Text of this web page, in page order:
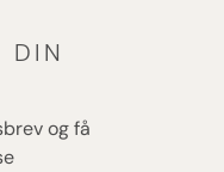
DIN
og få